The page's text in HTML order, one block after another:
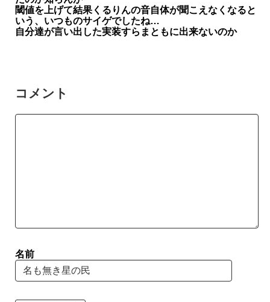
閾値を上げて結果くるりんの音自体が聞こえなくなると
いう、いつものサイゲでしたね…
自分達が言い出した実装すらまともに出来ないのか
コメント
名前